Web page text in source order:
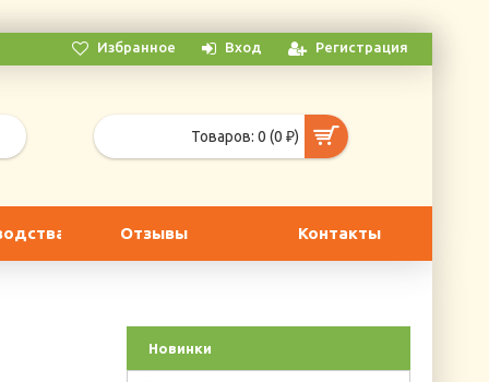
Избранное Вход Регистрация
Товаров: 0 (0 ₽)
Отзывы Контакты
Новинки